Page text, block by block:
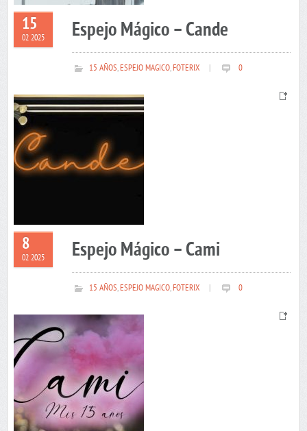
15
02 2025 Espejo Mágico – Cande
15 AÑOS,ESPEJO MAGICO,FOTERIX 0
8
02 2025 Espejo Mágico – Cami
15 AÑOS,ESPEJO MAGICO,FOTERIX 0